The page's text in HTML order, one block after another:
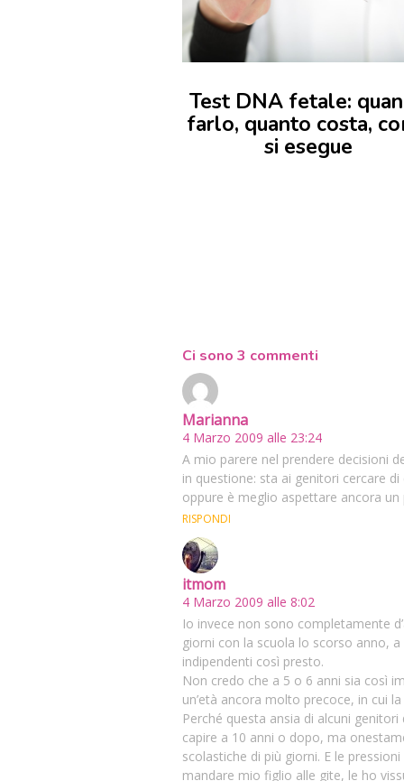
Test DNA fetale:
farlo, quanto costa,
si esegue
Ci sono 3 commenti
Marianna
4 Marzo 2009 alle 23:24
A mio parere nel prendere decisioni
in questione: sta ai genitori cercare
oppure è meglio aspettare ancora un
RISPONDI
itmom
4 Marzo 2009 alle 8:02
Io invece non sono completamente
giorni con la scuola lo scorso anno,
indipendenti così presto.
Non credo che a 5 o 6 anni sia così
un’età ancora molto precoce, in cui
Perché questa ansia di alcuni
capire a 10 anni o dopo, ma
scolastiche di più giorni. E le
mandare mio figlio alle gite, le ho